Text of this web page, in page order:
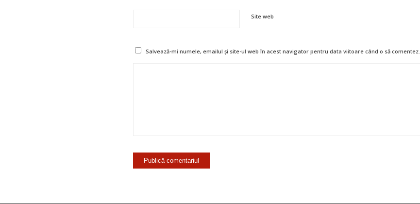
Site web
Salvează-mi numele, emailul și site-ul web în acest navigator pentru data viitoare când o să comentez.